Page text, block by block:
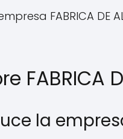
FABRICA DE
la